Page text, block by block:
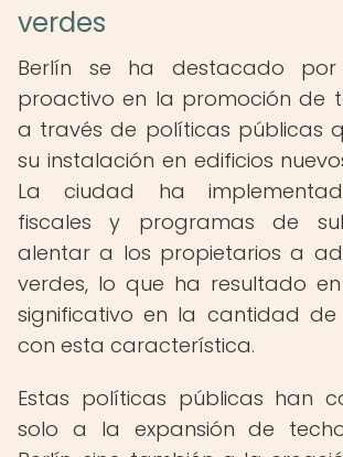
verdes
Berlín se ha destacado
proactivo en la promoción de
a través de políticas públicas
su instalación en edificios
La ciudad ha
fiscales y programas de
alentar a los propietarios a
verdes, lo que ha resultado
significativo en la cantidad de
con esta característica.
Estas políticas públicas han
solo a la expansión de